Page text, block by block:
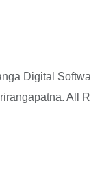
Digital
All